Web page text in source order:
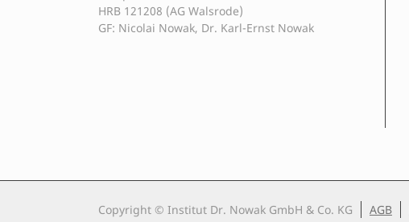
HRB 121208 (AG Walsrode)
GF: Nicolai Nowak, Dr. Karl-Ernst Nowak
Copyright © Institut Dr. Nowak GmbH & Co. KG AGB